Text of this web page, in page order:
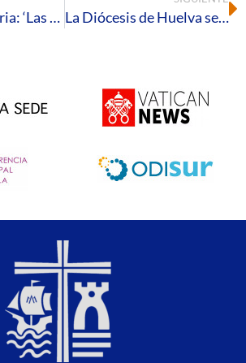
📖 Reseña literaria: ‘Las siete palabras′, de James Martin, SJ La Diócesis de Huelva se une a la Jornada por la Vida: «Abrazando la vida, construimos esperanza»